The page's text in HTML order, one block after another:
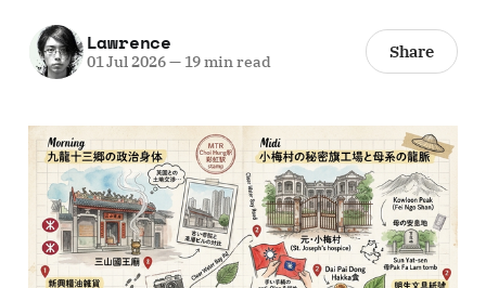
Lawrence
01 Jul 2026—19 min read Share